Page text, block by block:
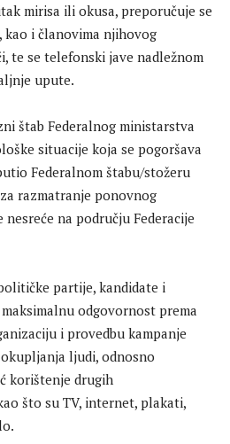
mirisa ili okusa, preporučuje se
kao i članovima njihovog
te se telefonski jave nadležnom
upute.
štab Federalnog ministarstva
situacije koja se pogoršava
Federalnom štabu/stožeru
razmatranje ponovnog
na području Federacije
partije, kandidate i
odgovornost prema
i provedbu kampanje
ljudi, odnosno
korištenje drugih
što su TV, internet, plakati,